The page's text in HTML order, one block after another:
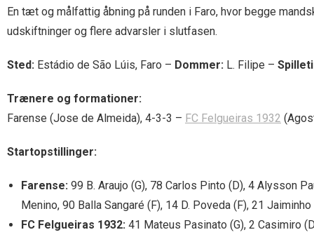
En tæt og målfattig åbning på runden i Faro, hvor begge
udskiftninger og flere advarsler i slutfasen.
Sted: Estádio de São Lúis, Faro – Dommer: L. Filipe –
Trænere og formationer:
Farense (Jose de Almeida), 4-3-3 – FC Felgueiras 1932
Startopstillinger:
Farense: 99 B. Araujo (G), 78 Carlos Pinto (D), 4 Alysson
Menino, 90 Balla Sangaré (F), 14 D. Poveda (F), 21 Jaiminho
FC Felgueiras 1932: 41 Mateus Pasinato (G), 2 Casimiro